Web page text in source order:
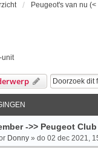
Peugeot's van nu
unit
->> Peugeot
Donny » do 02 dec 2021,